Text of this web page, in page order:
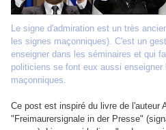
Le signe d'admiration est un très
les signes maçonniques). C'est un
enseigner dans les séminaires et qui
politiciens se font eux aussi
maçonniques.
Ce post est inspiré du livre de l'auteur
"Freimaurersignale in der Presse"